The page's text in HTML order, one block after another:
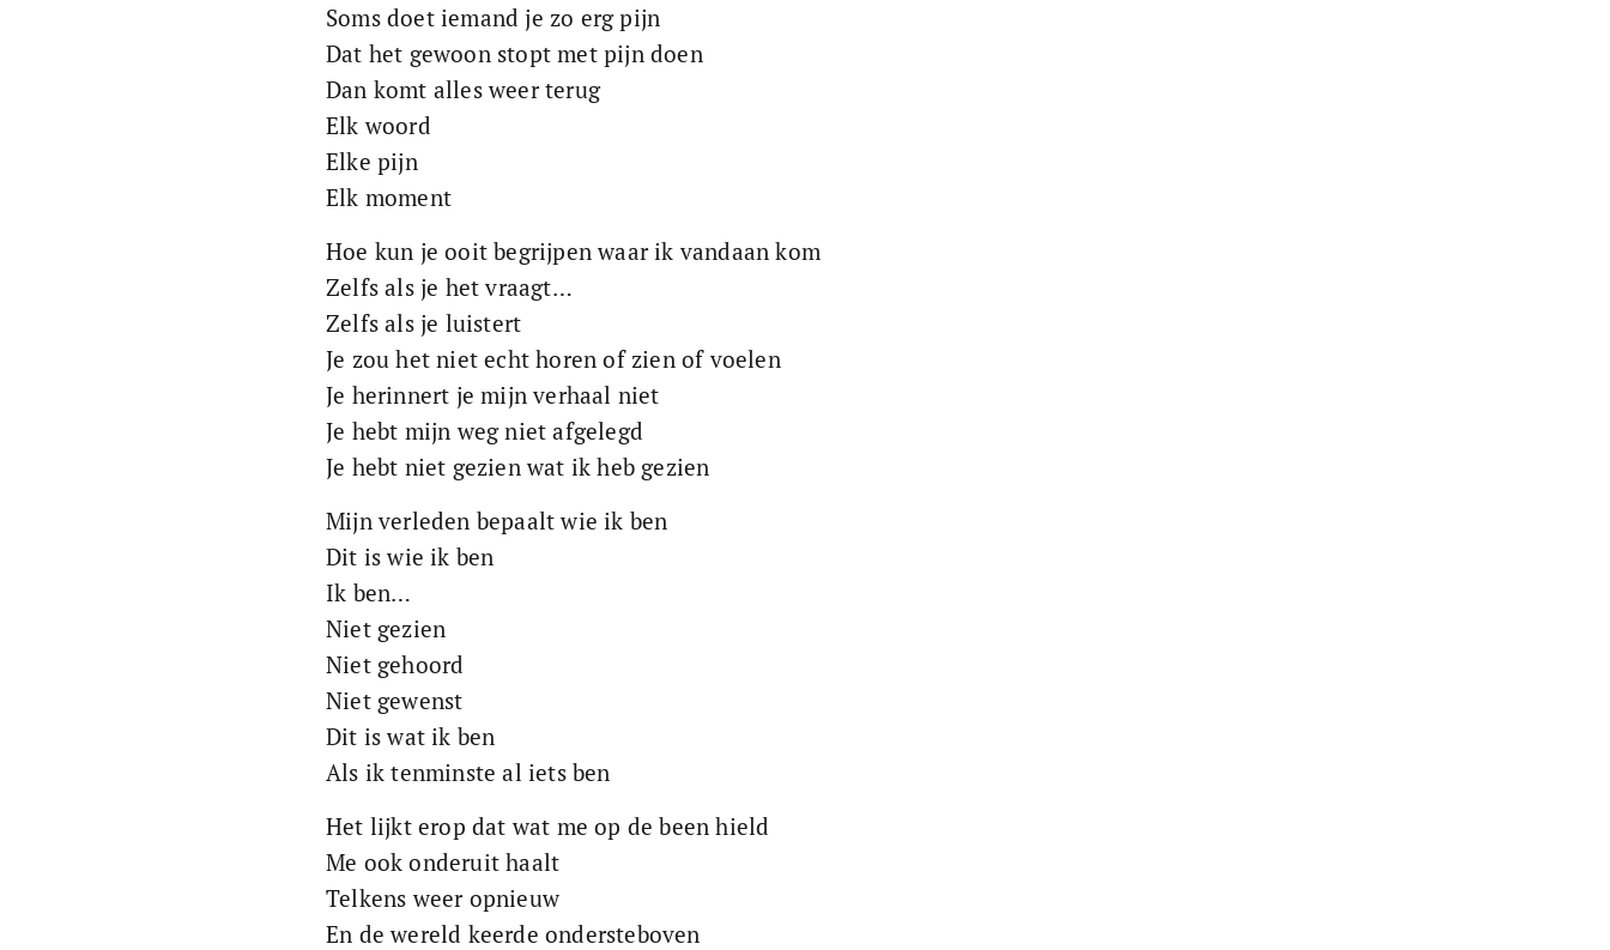
Soms doet iemand je zo erg pijn
Dat het gewoon stopt met pijn doen
Dan komt alles weer terug
Elk woord
Elke pijn
Elk moment
Hoe kun je ooit begrijpen waar ik vandaan kom
Zelfs als je het vraagt…
Zelfs als je luistert
Je zou het niet echt horen of zien of voelen
Je herinnert je mijn verhaal niet
Je hebt mijn weg niet afgelegd
Je hebt niet gezien wat ik heb gezien
Mijn verleden bepaalt wie ik ben
Dit is wie ik ben
Ik ben…
Niet gezien
Niet gehoord
Niet gewenst
Dit is wat ik ben
Als ik tenminste al iets ben
Het lijkt erop dat wat me op de been hield
Me ook onderuit haalt
Telkens weer opnieuw
En de wereld keerde ondersteboven